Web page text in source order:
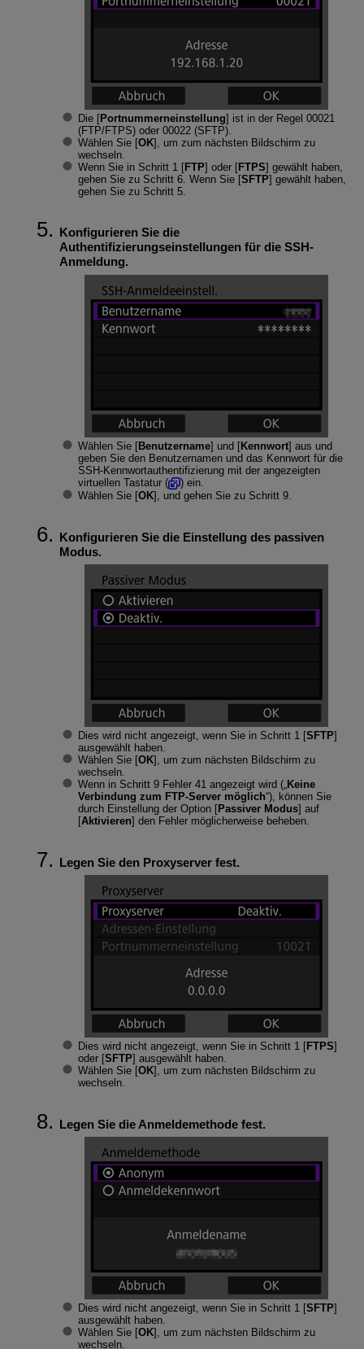
Die [Portnummerneinstellung] ist in der Regel 00021
(FTP/FTPS) oder 00022 (SFTP).
Wählen Sie [OK], um zum nächsten Bildschirm zu
wechseln.
Wenn Sie in Schritt 1 [FTP] oder [FTPS] gewählt haben,
gehen Sie zu Schritt 6. Wenn Sie [SFTP] gewählt haben,
gehen Sie zu Schritt 5.
Konfigurieren Sie die
Authentifizierungseinstellungen für die SSH-
Anmeldung.
Wählen Sie [Benutzername] und [Kennwort] aus und
geben Sie den Benutzernamen und das Kennwort für die
SSH-Kennwortauthentifizierung mit der angezeigten
virtuellen Tastatur (
) ein.
Wählen Sie [OK], und gehen Sie zu Schritt 9.
Konfigurieren Sie die Einstellung des passiven
Modus.
Dies wird nicht angezeigt, wenn Sie in Schritt 1 [SFTP]
ausgewählt haben.
Wählen Sie [OK], um zum nächsten Bildschirm zu
wechseln.
Wenn in Schritt 9 Fehler 41 angezeigt wird („Keine
Verbindung zum FTP-Server möglich“), können Sie
durch Einstellung der Option [Passiver Modus] auf
[Aktivieren] den Fehler möglicherweise beheben.
Legen Sie den Proxyserver fest.
Dies wird nicht angezeigt, wenn Sie in Schritt 1 [FTPS]
oder [SFTP] ausgewählt haben.
Wählen Sie [OK], um zum nächsten Bildschirm zu
wechseln.
Legen Sie die Anmeldemethode fest.
Dies wird nicht angezeigt, wenn Sie in Schritt 1 [SFTP]
ausgewählt haben.
Wählen Sie [OK], um zum nächsten Bildschirm zu
wechseln.